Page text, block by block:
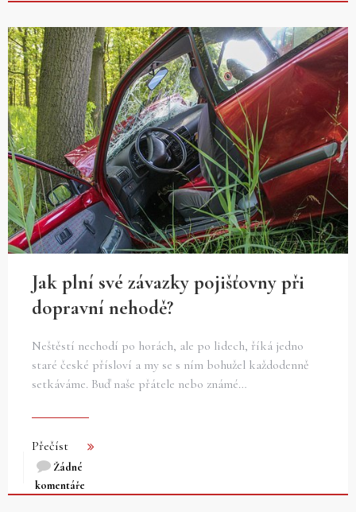
Jak plní své závazky pojišťovny při
dopravní nehodě?
Neštěstí nechodí po horách, ale po lidech, říká jedno
staré české přísloví a my se s ním bohužel každodenně
setkáváme. Buď naše přátele nebo známé…
Přečíst
Žádné
komentáře